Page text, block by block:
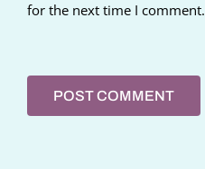
for the next time I comment.